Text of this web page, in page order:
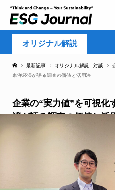
オリジナル解説
最新記事 オリジナル解説 対談
東洋経済が語る調査の価値と活用法
企業の“実力値”を可視
済が語る調査の価値と活